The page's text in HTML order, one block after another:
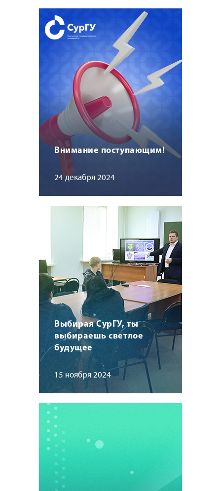
Внимание поступающим!
24 декабря 2024
Выбирая СурГУ, ты
выбираешь светлое
будущее
15 ноября 2024